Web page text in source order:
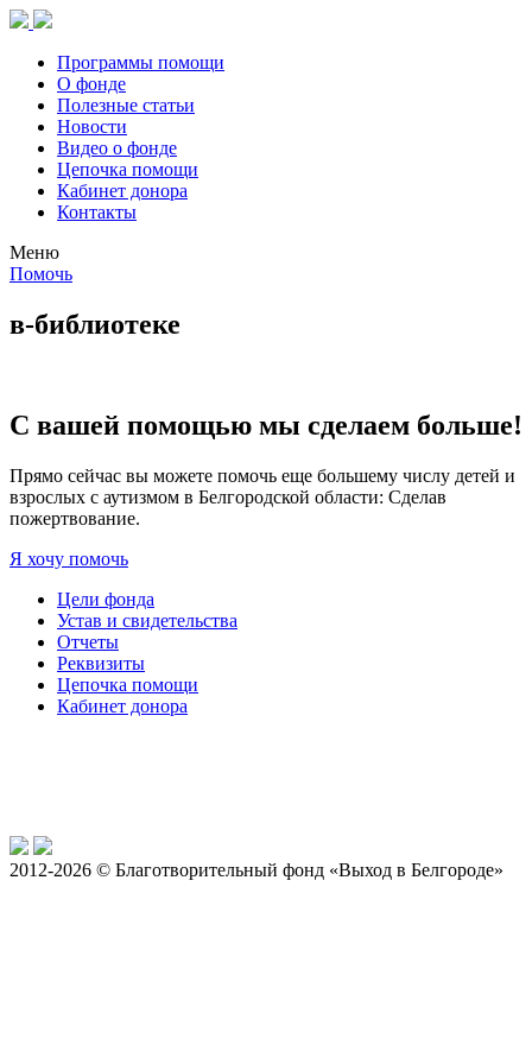
Программы помощи
О фонде
Полезные статьи
Новости
Видео о фонде
Цепочка помощи
Кабинет донора
Контакты
Меню
Помочь
в-библиотеке
С вашей помощью мы сделаем больше!
Прямо сейчас вы можете помочь еще большему числу детей и
взрослых с аутизмом в Белгородской области: Сделав
пожертвование.
Я хочу помочь
Цели фонда
Устав и свидетельства
Отчеты
Реквизиты
Цепочка помощи
Кабинет донора
2012-2026 © Благотворительный фонд «Выход в Белгороде»